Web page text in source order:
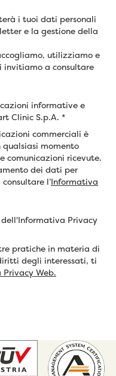
i tuoi dati personali
e la gestione della
utilizziamo e
a consultare
informative e
Clinic S.p.A. *
commerciali è
momento
comunicazioni ricevute.
dei dati per
l’Informativa
dell'Informativa Privacy
pratiche in materia di
degli interessati, ti
Web.